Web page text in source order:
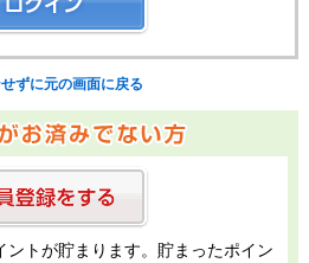
ずに元の画面に戻る
ントが貯まります。貯まったポイン